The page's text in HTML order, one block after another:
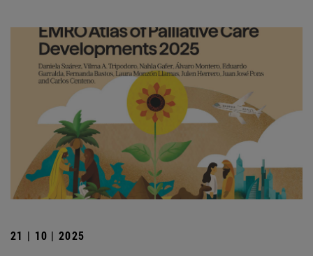
21 | 10 | 2025